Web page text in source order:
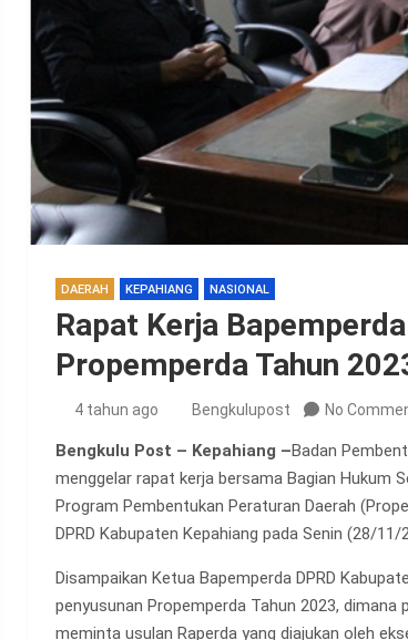
DAERAH KEPAHIANG NASIONAL
Rapat Kerja
Propemperda Tahun
4 tahun ago Bengkulupost No
Bengkulu Post – Kepahiang –Badan
menggelar rapat kerja bersama Bagian Hukum
Program Pembentukan Peraturan Daerah
DPRD Kabupaten Kepahiang pada Senin (28/11/
Disampaikan Ketua Bapemperda DPRD
penyusunan Propemperda Tahun 2023, dimana
meminta usulan Raperda yang diajukan oleh